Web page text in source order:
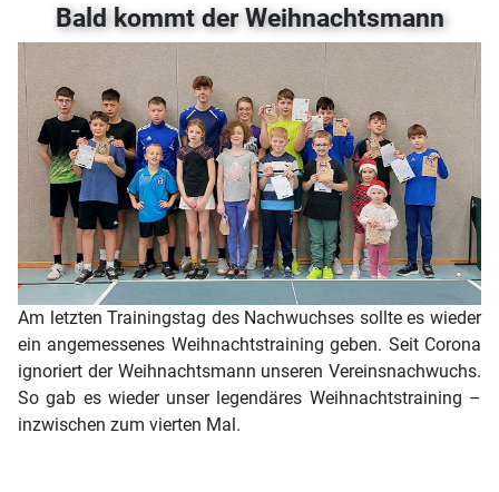
Bald kommt der Weihnachtsmann
Am letzten Trainingstag des Nachwuchses sollte es wieder
ein angemessenes Weihnachtstraining geben. Seit Corona
ignoriert der Weihnachtsmann unseren Vereinsnachwuchs.
So gab es wieder unser legendäres Weihnachtstraining –
inzwischen zum vierten Mal.